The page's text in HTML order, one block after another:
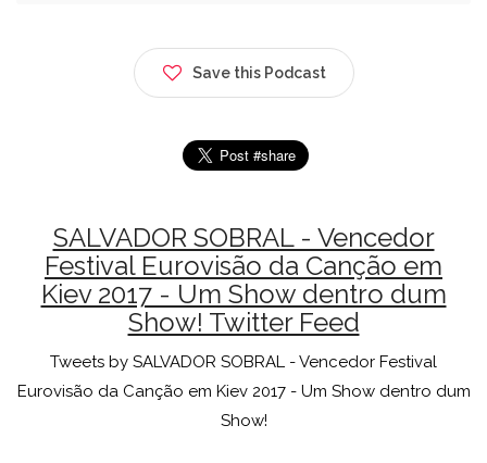
Save this Podcast
SALVADOR SOBRAL - Vencedor
Festival Eurovisão da Canção em
Kiev 2017 - Um Show dentro dum
Show! Twitter Feed
Tweets by SALVADOR SOBRAL - Vencedor Festival
Eurovisão da Canção em Kiev 2017 - Um Show dentro dum
Show!